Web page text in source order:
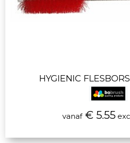
HYGIENIC
vanaf€ 5.55